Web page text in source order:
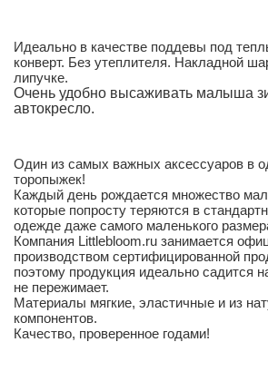
Идеально в качестве поддевы под
конверт. Без утеплителя. Накладной
липучке.
Очень удобно высаживать малыша
автокресло.
Один из самых важных аксессуаров в
торопыжек!
Каждый день рождается множество
которые попросту теряются в
одежде даже самого маленького
Компания Littlebloom.ru занимается
производством сертифицированной
поэтому продукция идеально садится
не пережимает.
Материалы мягкие, эластичные и из
компонентов.
Качество, проверенное годами!